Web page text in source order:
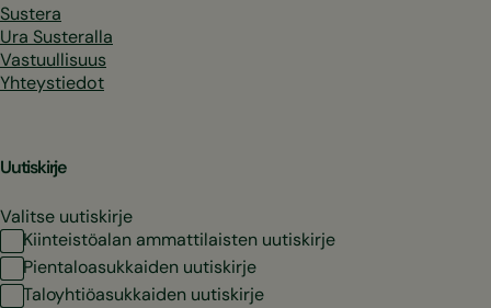
Sustera
Ura Susteralla
Vastuullisuus
Yhteystiedot
Uutiskirje
Valitse uutiskirje
Kiinteistöalan ammattilaisten uutiskirje
Pientaloasukkaiden uutiskirje
Taloyhtiöasukkaiden uutiskirje